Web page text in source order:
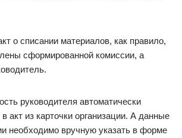
о списании материалов, как правило,
сформированной комиссии, а
руководителя автоматически
акт из карточки организации. А данные
необходимо вручную указать в форме